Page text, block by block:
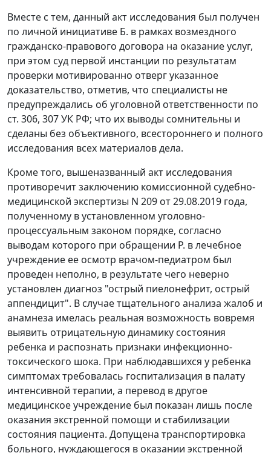
Вместе с тем, данный акт исследования был получен
по личной инициативе Б. в рамках возмездного
гражданско-правового договора на оказание услуг,
при этом суд первой инстанции по результатам
проверки мотивированно отверг указанное
доказательство, отметив, что специалисты не
предупреждались об уголовной ответственности по
ст. 306, 307 УК РФ; что их выводы сомнительны и
сделаны без объективного, всестороннего и полного
исследования всех материалов дела.
Кроме того, вышеназванный акт исследования
противоречит заключению комиссионной судебно-
медицинской экспертизы N 209 от 29.08.2019 года,
полученному в установленном уголовно-
процессуальным законом порядке, согласно
выводам которого при обращении Р. в лечебное
учреждение ее осмотр врачом-педиатром был
проведен неполно, в результате чего неверно
установлен диагноз "острый пиелонефрит, острый
аппендицит". В случае тщательного анализа жалоб и
анамнеза имелась реальная возможность вовремя
выявить отрицательную динамику состояния
ребенка и распознать признаки инфекционно-
токсического шока. При наблюдавшихся у ребенка
симптомах требовалась госпитализация в палату
интенсивной терапии, а перевод в другое
медицинское учреждение был показан лишь после
оказания экстренной помощи и стабилизации
состояния пациента. Допущена транспортировка
больного, нуждающегося в оказании экстренной